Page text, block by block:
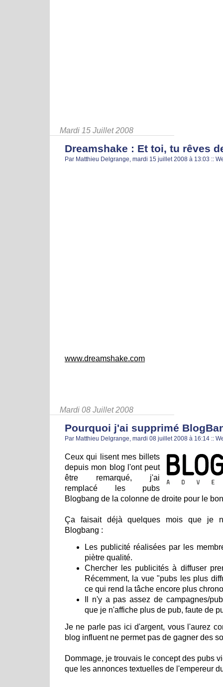
Mardi 15 Juillet 2008
Dreamshake : Et toi, tu rêves
Par Matthieu Delgrange, mardi 15 juillet 2008 à 13:03 ::
www.dreamshake.com
Mardi 08 Juillet 2008
Pourquoi j'ai supprimé
Par Matthieu Delgrange, mardi 08 juillet 2008 à 16:14 ::
Ceux qui lisent mes billets
depuis mon blog l'ont peut
être remarqué, j'ai
remplacé les pubs
Blogbang de la colonne de droite pour le
Ça faisait déjà quelques mois que je
Blogbang :
Les publicité réalisées par les
piètre qualité.
Chercher les publicités à diffuser
Récemment, la vue "pubs les plus
ce qui rend la tâche encore plus
Il n'y a pas assez de campagnes/
que je n'affiche plus de pub, faute de
Je ne parle pas ici d'argent, vous l'aurez
blog influent ne permet pas de gagner des
Dommage, je trouvais le concept des pubs
que les annonces textuelles de l'empereur